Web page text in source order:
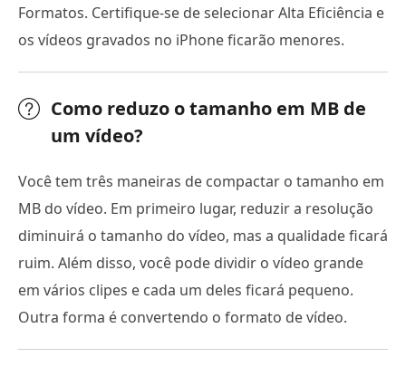
Formatos. Certifique-se de selecionar Alta Eficiência e
os vídeos gravados no iPhone ficarão menores.
Como reduzo o tamanho em MB de
um vídeo?
Você tem três maneiras de compactar o tamanho em
MB do vídeo. Em primeiro lugar, reduzir a resolução
diminuirá o tamanho do vídeo, mas a qualidade ficará
ruim. Além disso, você pode dividir o vídeo grande
em vários clipes e cada um deles ficará pequeno.
Outra forma é convertendo o formato de vídeo.